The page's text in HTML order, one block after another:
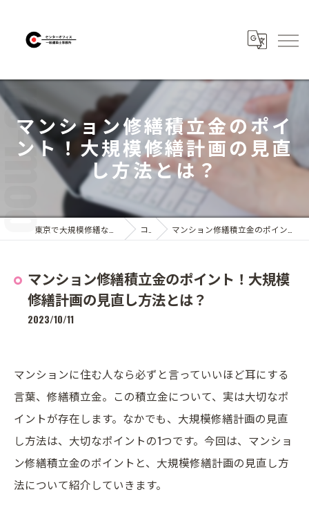
マンション修繕積立金のポイ
ント！大規模修繕計画の見直
し方法とは？
コラム マンション修繕積立金のポイント！大規模修繕計画の見直し方法とは？
マンション修繕積立金のポイント！大規模
修繕計画の見直し方法とは？
2023/10/11
マンションに住む人なら必ずと言っていいほど耳にする
言葉、修繕積立金。この積立金について、実は大切なポ
イントが存在します。なかでも、大規模修繕計画の見直
し方法は、大切なポイントの1つです。今回は、マンショ
ン修繕積立金のポイントと、大規模修繕計画の見直し方
法について紹介していきます。